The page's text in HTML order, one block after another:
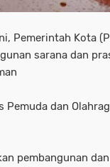
Pemerintah Kota
sarana dan
Pemuda dan
pembangunan